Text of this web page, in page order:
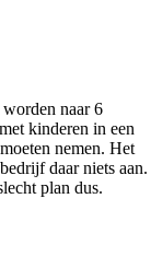
naar 6
kinderen in een
nemen. Het
daar niets aan.
plan dus.